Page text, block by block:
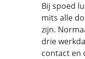
Bij spoed
mits alle
zijn.
drie
contact en